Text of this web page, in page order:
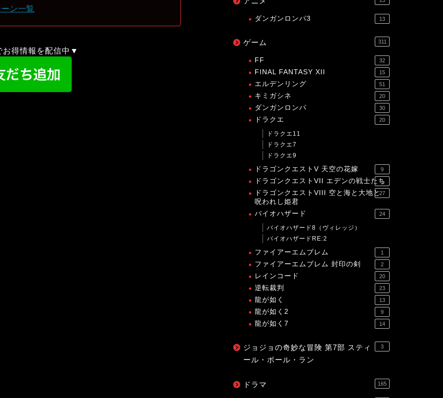
ン一覧
得情報を配信中▼
ダンガンロンパ3 13
ゲーム 311
FF 32
FINAL FANTASY XII 15
エルデンリング 51
キミガシネ 20
ダンガンロンパ 30
ドラクエ 20
ドラクエ11
ドラクエ7
ドラクエ9
ドラゴンクエストV 天空の花嫁 9
ドラゴンクエストVII エデンの戦士たち
1
ドラゴンクエストVIII 空と海と大地と
呪われし姫君
27
バイオハザード 24
バイオハザード8（ヴィレッジ）
バイオハザードRE:2
ファイアーエムブレム 1
ファイアーエムブレム 封印の剣 2
レインコード 20
逆転裁判 23
龍が如く 13
龍が如く2 9
龍が如く7 14
ジョジョの奇妙な冒険 第7部 スティ
ール・ボール・ラン
3
ドラマ 165